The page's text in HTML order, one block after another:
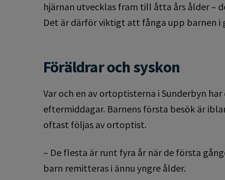
hjärnan utvecklas fram till åtta års ålder –
Det är därför viktigt att fånga upp barnen i
Föräldrar och syskon
Var och en av ortoptisterna i Sunderbyn
eftermiddagar. Barnens första besök är
oftast följas av ortoptist.
– De flesta är runt fyra år när de första
barn remitteras i ännu yngre ålder.